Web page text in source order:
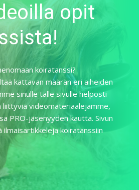
opit
koiratanssi?
kattavan määrän eri aiheiden
sinulle tälle sivulle helposti
liittyviä videomateriaalejamme,
PRO-jäsenyyden kautta. Sivun
ilmaisartikkeleja koiratanssiin